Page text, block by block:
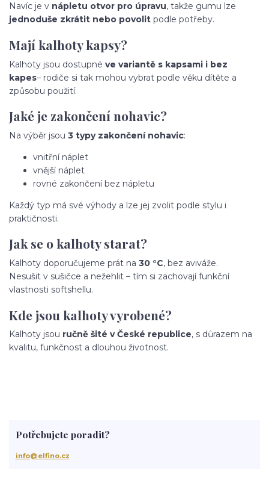
Navíc je v nápletu otvor pro úpravu, takže gumu lze
jednoduše zkrátit nebo povolit podle potřeby.
Mají kalhoty kapsy?
Kalhoty jsou dostupné ve variantě s kapsami i bez
kapes– rodiče si tak mohou vybrat podle věku dítěte a
způsobu použití.
Jaké je zakončení nohavic?
Na výběr jsou 3 typy zakončení nohavic:
vnitřní náplet
vnější náplet
rovné zakončení bez nápletu
Každý typ má své výhody a lze jej zvolit podle stylu i
praktičnosti.
Jak se o kalhoty starat?
Kalhoty doporučujeme prát na 30 °C, bez aviváže.
Nesušit v sušičce a nežehlit – tím si zachovají funkční
vlastnosti softshellu.
Kde jsou kalhoty vyrobené?
Kalhoty jsou ručně šité v České republice, s důrazem na
kvalitu, funkčnost a dlouhou životnost.
Potřebujete poradit?
info@elfino.cz